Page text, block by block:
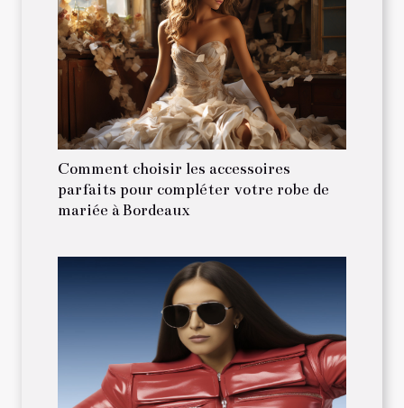
Comment choisir les accessoires
parfaits pour compléter votre robe de
mariée à Bordeaux